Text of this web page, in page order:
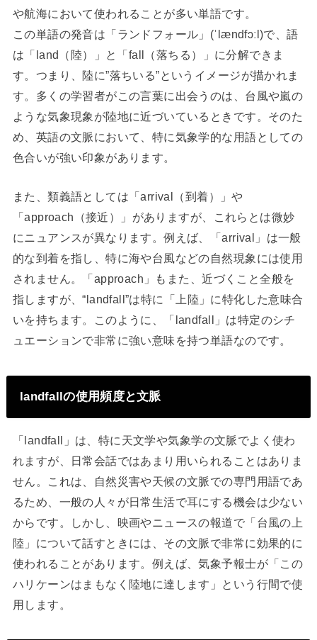
や航海において使われることが多い単語です。
この単語の発音は「ランドフォール」(ˈlændfɔːl)で、語
は「land（陸）」と「fall（落ちる）」に分解できま
す。つまり、陸に”落ちいる”というイメージが描かれま
す。多くの学習者がこの言葉に出会うのは、台風や嵐の
ような気象現象が陸地に近づいているときです。そのた
め、英語の文脈において、特に気象学的な用語としての
色合いが強い印象があります。
また、類義語としては「arrival（到着）」や
「approach（接近）」がありますが、これらとは微妙
にニュアンスが異なります。例えば、「arrival」は一般
的な到着を指し、特に海や台風などの自然現象には使用
されません。「approach」もまた、近づくこと全般を
指しますが、“landfall”は特に「上陸」に特化した意味合
いを持ちます。このように、「landfall」は特定のシチ
ュエーションで非常に強い意味を持つ単語なのです。
landfallの使用頻度と文脈
「landfall」は、特に天文学や気象学の文脈でよく使わ
れますが、日常会話ではあまり用いられることはありま
せん。これは、自然災害や天候の文脈での専門用語であ
るため、一般の人々が日常生活で耳にする機会は少ない
からです。しかし、映画やニュースの報道で「台風の上
陸」について話すときには、その文脈で非常に効果的に
使われることがあります。例えば、気象予報士が「この
ハリケーンはまもなく陸地に達します」という行間で使
用します。